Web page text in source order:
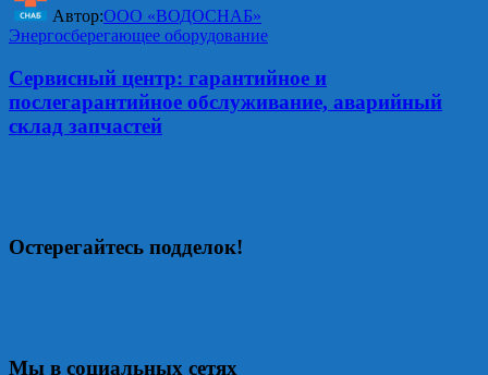
Автор:ООО «ВОДОСНАБ»
Энергосберегающее оборудование
Сервисный центр: гарантийное и
послегарантийное обслуживание, аварийный
склад запчастей
Остерегайтесь подделок!
Мы в социальных сетях